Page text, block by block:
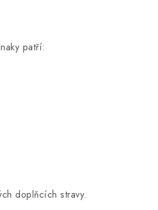
patří:
doplňcích stravy.